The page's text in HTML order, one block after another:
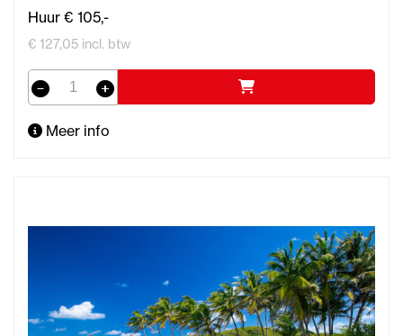
Huur € 105,-
€ 127,05 incl. btw
Meer info